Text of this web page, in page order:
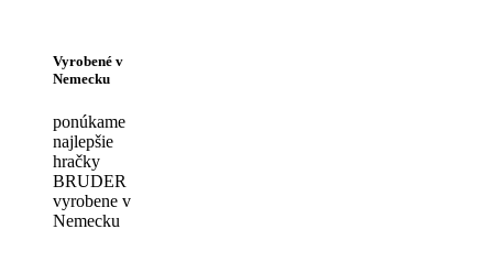
Vyrobené v
Nemecku
ponúkame
najlepšie
hračky
BRUDER
vyrobene v
Nemecku